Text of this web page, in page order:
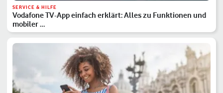
SERVICE & HILFE
Vodafone TV-App einfach erklärt: Alles zu Funktionen und
mobiler …